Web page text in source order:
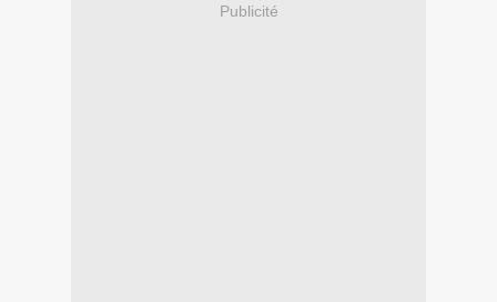
Publicité